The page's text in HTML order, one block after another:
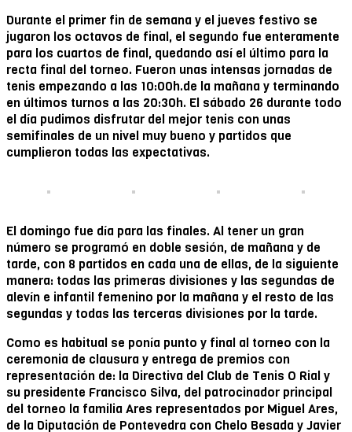
Durante el primer fin de semana y el jueves festivo se
jugaron los octavos de final, el segundo fue enteramente
para los cuartos de final, quedando así el último para la
recta final del torneo. Fueron unas intensas jornadas de
tenis empezando a las 10:00h.de la mañana y terminando
en últimos turnos a las 20:30h. El sábado 26 durante todo
el día pudimos disfrutar del mejor tenis con unas
semifinales de un nivel muy bueno y partidos que
cumplieron todas las expectativas.
El domingo fue día para las finales. Al tener un gran
número se programó en doble sesión, de mañana y de
tarde, con 8 partidos en cada una de ellas, de la siguiente
manera: todas las primeras divisiones y las segundas de
alevín e infantil femenino por la mañana y el resto de las
segundas y todas las terceras divisiones por la tarde.
Como es habitual se ponía punto y final al torneo con la
ceremonia de clausura y entrega de premios con
representación de: la Directiva del Club de Tenis O Rial y
su presidente Francisco Silva, del patrocinador principal
del torneo la familia Ares representados por Miguel Ares,
de la Diputación de Pontevedra con Chelo Besada y Javier